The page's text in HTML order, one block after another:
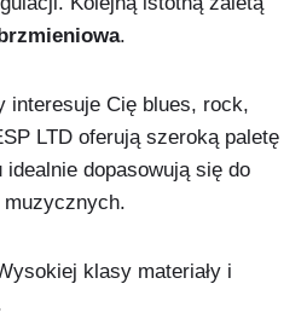
.
interesuje Cię blues, rock,
LTD oferują szeroką paletę
dopasowują się do
muzycznych.
klasy materiały i